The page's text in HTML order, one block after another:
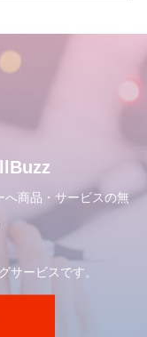
へ商品・サービスの無
サービスです。